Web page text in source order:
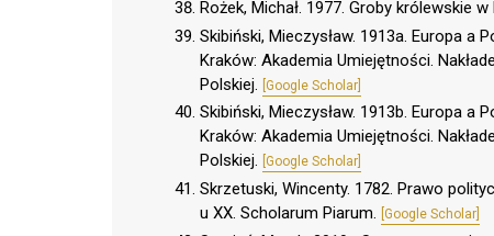
Rożek, Michał. 1977. Groby królewskie
Skibiński, Mieczysław. 1913a. Europa a
Kraków: Akademia Umiejętności.
Polskiej. [Google Scholar]
Skibiński, Mieczysław. 1913b. Europa a
Kraków: Akademia Umiejętności.
Polskiej. [Google Scholar]
Skrzetuski, Wincenty. 1782. Prawo
u XX. Scholarum Piarum. [Google Scholar]